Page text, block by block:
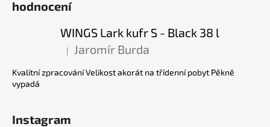
hodnocení
WINGS Lark kufr S - Black 38 l
Hodnocení produktu je 5 z 5 hvězdiček.
| Jaromír Burda
Kvalitní zpracování Velikost akorát na třídenní pobyt Pěkně
vypadá
Instagram